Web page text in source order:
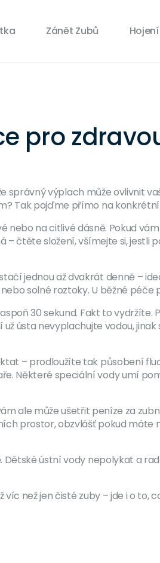
Zánět Zubů
pro
správný výplach může ovlivnit
Tak pojďme přímo na
nebo na citlivé dásně. Pokud
čtěte složení, všímejte si, jestli
jednou až dvakrát denně –
solné roztoky. U běžné
30 sekund. Fakt to vydržíte.
ústa nevyplachujte vodou,
– prodloužíte tak působení
Některé speciální vody umí
ale může ušetřit peníze za
prostor, obzvlášť pokud máte
ústní vody nepolykat a
než jen čisté zuby – jde i o to,